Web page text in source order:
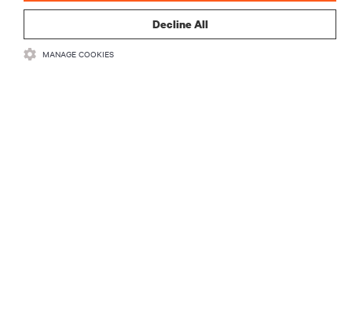
Decline All
MANAGE COOKIES